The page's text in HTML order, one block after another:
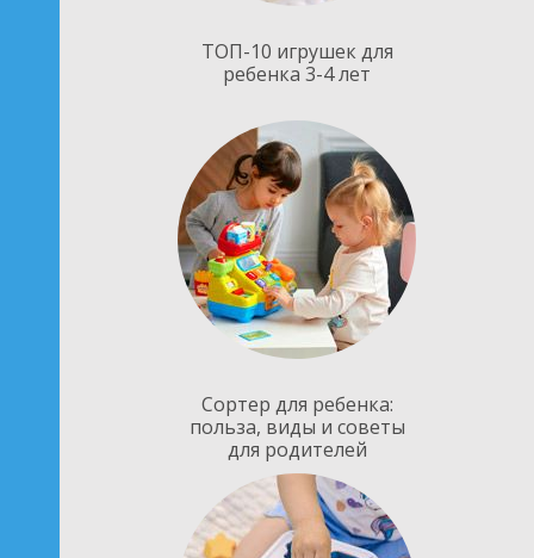
ТОП-10 игрушек для
ребенка 3-4 лет
Сортер для ребенка:
польза, виды и советы
для родителей